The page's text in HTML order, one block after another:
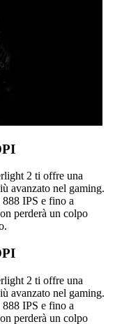
2 ti offre una
avanzato nel gaming.
IPS e fino a
perderà un colpo
2 ti offre una
avanzato nel gaming.
IPS e fino a
perderà un colpo